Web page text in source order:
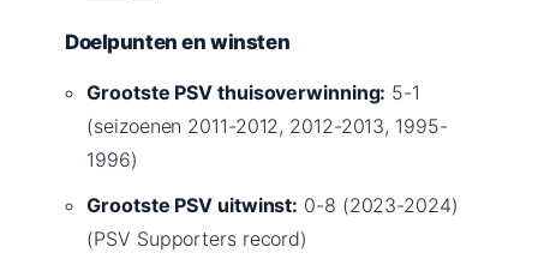
Doelpunten en winsten
Grootste PSV thuisoverwinning: 5-1
(seizoenen 2011-2012, 2012-2013, 1995-
1996)
Grootste PSV uitwinst: 0-8 (2023-2024)
(PSV Supporters record)